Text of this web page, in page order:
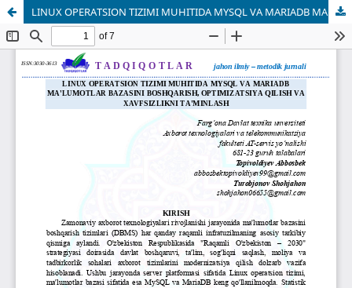
LINUX OPERATSION TIZIMI MUHITIDA MYSQL VA MARIADB MA'LUMOTLAR BAZASINI BOSHQARISH, OPTIMIZATSIYA QILISH VA XAVFSIZLIKNI TA'MINLASH